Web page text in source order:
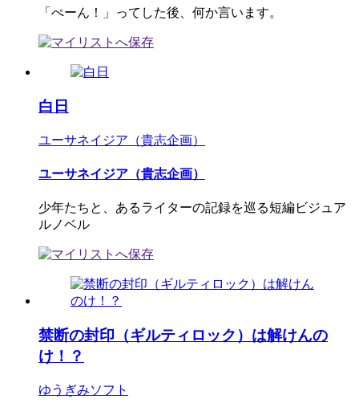
「ぺーん！」ってした後、何か言います。
白日
ユーサネイジア（貴志企画）
ユーサネイジア（貴志企画）
少年たちと、あるライターの記録を巡る短編ビジュア
ルノベル
禁断の封印（ギルティロック）は解けんの
け！？
ゆうぎみソフト